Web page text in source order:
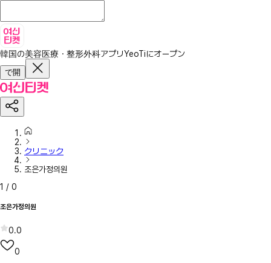
韓国の美容医療・整形外科アプリYeoTiにオープン
で開
クリニック
조은가정의원
1 / 0
조은가정의원
0.0
0